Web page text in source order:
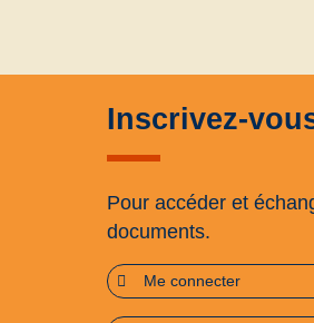
Inscrivez-
Pour accéder et
documents.
Me connecter